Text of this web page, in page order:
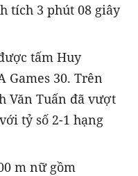
tích 3 phút 08 giây
tấm Huy
Games 30. Trên
Văn Tuấn đã vượt
tỷ số 2-1 hạng
m nữ gồm